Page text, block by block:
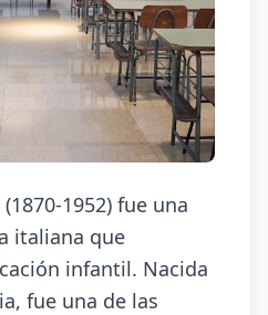
(1870-1952) fue una
italiana que
infantil. Nacida
fue una de las